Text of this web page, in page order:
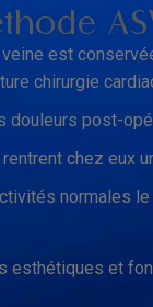
est
chirurgie
douleurs post-
chez eux
normales
esthétiques et